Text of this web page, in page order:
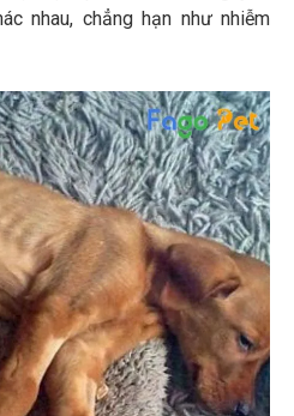
nhau, chẳng hạn như nhiễm